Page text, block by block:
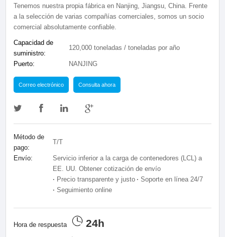
Tenemos nuestra propia fábrica en Nanjing, Jiangsu, China. Frente
a la selección de varias compañías comerciales, somos un socio
comercial absolutamente confiable.
Capacidad de
suministro:
120,000 toneladas / toneladas por año
Puerto: NANJING
Correo electrónico Consulta ahora
Método de
pago:
T/T
Envío:
Servicio inferior a la carga de contenedores (LCL) a
EE. UU. Obtener cotización de envío
· Precio transparente y justo · Soporte en línea 24/7
· Seguimiento online
Hora de respuesta 24h